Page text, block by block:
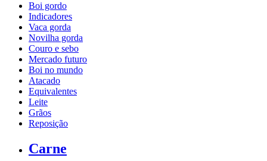
Boi gordo
Indicadores
Vaca gorda
Novilha gorda
Couro e sebo
Mercado futuro
Boi no mundo
Atacado
Equivalentes
Leite
Grãos
Reposição
Carne